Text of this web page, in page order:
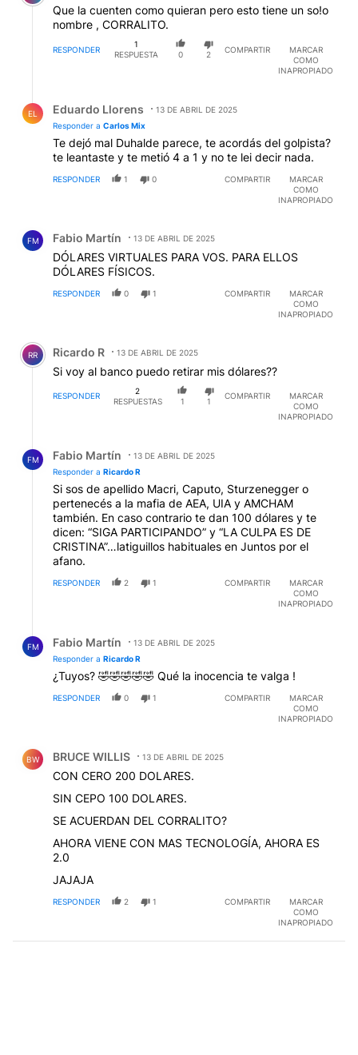
Que la cuenten como quieran pero esto tiene un so!o
nombre , CORRALITO.
RESPONDER
1
RESPUESTA
0 2
COMPARTIR
MARCAR
COMO
INAPROPIADO
EL Eduardo Llorens
13 DE ABRIL DE 2025
Responder a Carlos Mix
Te dejó mal Duhalde parece, te acordás del golpista?
te leantaste y te metió 4 a 1 y no te lei decir nada.
RESPONDER 1 0 COMPARTIR
MARCAR
COMO
INAPROPIADO
FM Fabio Martín 13 DE ABRIL DE 2025
DÓLARES VIRTUALES PARA VOS. PARA ELLOS
DÓLARES FÍSICOS.
RESPONDER 0 1 COMPARTIR
MARCAR
COMO
INAPROPIADO
Comentario de Ricardo R.
RR Ricardo R 13 DE ABRIL DE 2025
Si voy al banco puedo retirar mis dólares??
RESPONDER
2
RESPUESTAS
1 1
COMPARTIR
MARCAR
COMO
INAPROPIADO
FM Fabio Martín
13 DE ABRIL DE 2025
Responder a Ricardo R
Si sos de apellido Macri, Caputo, Sturzenegger o
pertenecés a la mafia de AEA, UIA y AMCHAM
también. En caso contrario te dan 100 dólares y te
dicen: “SIGA PARTICIPANDO” y “LA CULPA ES DE
CRISTINA”…latiguillos habituales en Juntos por el
afano.
RESPONDER 2 1 COMPARTIR
MARCAR
COMO
INAPROPIADO
FM Fabio Martín
13 DE ABRIL DE 2025
Responder a Ricardo R
¿Tuyos? 🤣🤣🤣🤣🤣 Qué la inocencia te valga !
RESPONDER 0 1 COMPARTIR
MARCAR
COMO
INAPROPIADO
BW BRUCE WILLIS 13 DE ABRIL DE 2025
CON CERO 200 DOLARES.
SIN CEPO 100 DOLARES.
SE ACUERDAN DEL CORRALITO?
AHORA VIENE CON MAS TECNOLOGÍA, AHORA ES
2.0
JAJAJA
RESPONDER 2 1 COMPARTIR
MARCAR
COMO
INAPROPIADO